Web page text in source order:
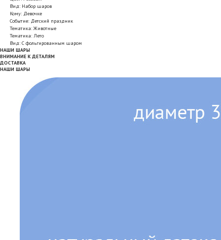
Вид: Набор шаров
Кому: Девочке
Событие: Детский праздник
Тематика: Животные
Тематика: Лето
Вид: С фольгированным шаром
НАШИ ШАРЫ
ВНИМАНИЕ К ДЕТАЛЯМ
ДОСТАВКА
НАШИ ШАРЫ